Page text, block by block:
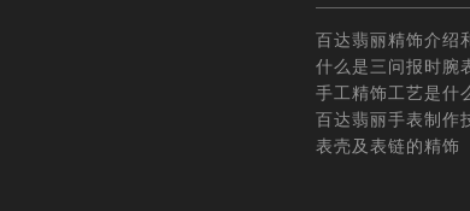
百达翡丽精饰介绍
什么是三问报时腕
手工精饰工艺是什
百达翡丽手表制作
表壳及表链的精饰